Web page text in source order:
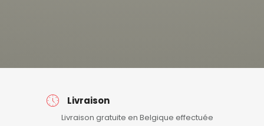
Livraison
Livraison gratuite en Belgique effectuée